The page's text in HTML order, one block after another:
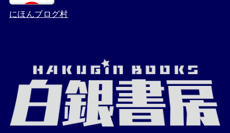
にほんブログ村